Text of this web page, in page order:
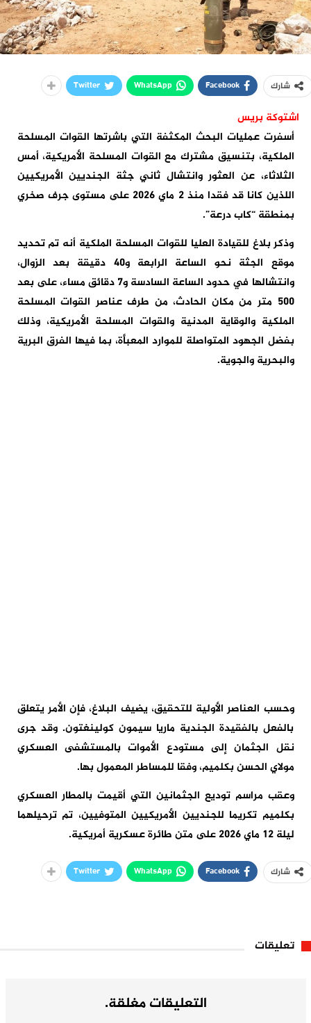
شارك Facebook
WhatsApp
Twitter
اشتوكة بريس
أسفرت عمليات البحث المكثفة التي باشرتها القوات المسلحة
الملكية، بتنسيق مشترك مع القوات المسلحة الأمريكية، أمس
الثلاثاء، عن العثور وانتشال ثاني جثة الجنديين الأمريكيين
اللذين كانا قد فقدا منذ 2 ماي 2026 على مستوى جرف صخري
بمنطقة “كاب درعة”.
وذكر بلاغ للقيادة العليا للقوات المسلحة الملكية أنه تم تحديد
موقع الجثة نحو الساعة الرابعة و40 دقيقة بعد الزوال،
وانتشالها في حدود الساعة السادسة و7 دقائق مساء، على بعد
500 متر من مكان الحادث، من طرف عناصر القوات المسلحة
الملكية والوقاية المدنية والقوات المسلحة الأمريكية، وذلك
بفضل الجهود المتواصلة للموارد المعبأة، بما فيها الفرق البرية
والبحرية والجوية.
وحسب العناصر الأولية للتحقيق، يضيف البلاغ، فإن الأمر يتعلق
بالفعل بالفقيدة الجندية ماريا سيمون كولينغتون. وقد جرى
نقل الجثمان إلى مستودع الأموات بالمستشفى العسكري
مولاي الحسن بكلميم، وفقا للمساطر المعمول بها.
وعقب مراسم توديع الجثمانين التي أقيمت بالمطار العسكري
بكلميم تكريما للجنديين الأمريكيين المتوفيين، تم ترحيلهما
ليلة 12 ماي 2026 على متن طائرة عسكرية أمريكية.
شارك Facebook
WhatsApp
Twitter
تعليقات
التعليقات مغلقة.